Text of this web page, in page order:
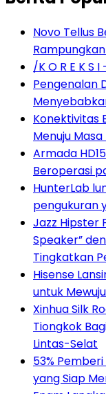
Novo Tellus
/K O R E K S
Pengenalan
Konektivitas
Menuju
Armada
Beroperasi
HunterLab
pengukuran
Jazz Hipster
Speaker”
Tingkatkan
Hisense
untuk
Xinhua Silk
Tiongkok
Lintas-Selat
53%
yang Siap